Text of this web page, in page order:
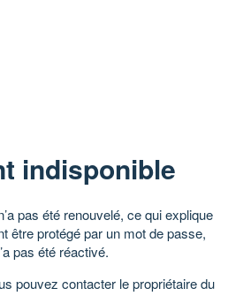
indisponible
pas été renouvelé, ce qui explique
être protégé par un mot de passe,
pas été réactivé.
pouvez contacter le propriétaire du